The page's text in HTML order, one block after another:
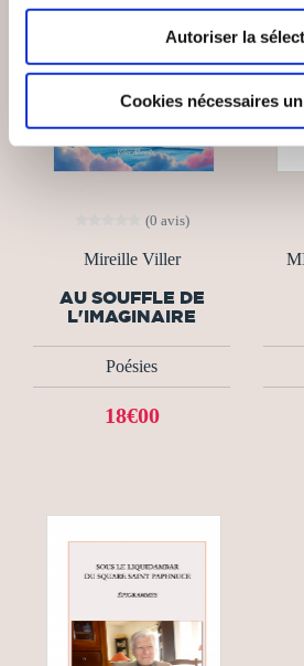
Autoriser la
Cookies nécessaires
(0 avis)
Mireille Viller
AU SOUFFLE DE
L'IMAGINAIRE
Poésies
18€00